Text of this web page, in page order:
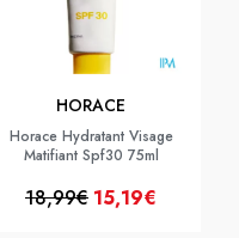
HORACE
Horace Hydratant Visage
Matifiant Spf30 75ml
18,99€ 15,19€